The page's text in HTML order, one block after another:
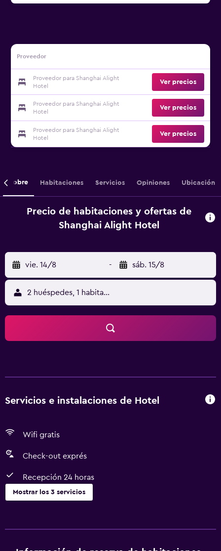
Proveedor
Proveedor para Shanghai Alight
Hotel
Ver precios
Proveedor para Shanghai Alight
Hotel
Ver precios
Proveedor para Shanghai Alight
Hotel
Ver precios
Sobre Habitaciones Servicios Opiniones Ubicación
Precio de habitaciones y ofertas de
Shanghai Alight Hotel
vie. 14/8 - sáb. 15/8
2 huéspedes, 1 habitación
Servicios e instalaciones de Hotel
Wifi gratis
Check-out exprés
Recepción 24 horas
Mostrar los 3 servicios
Check-out exprés
Recepción 24 horas